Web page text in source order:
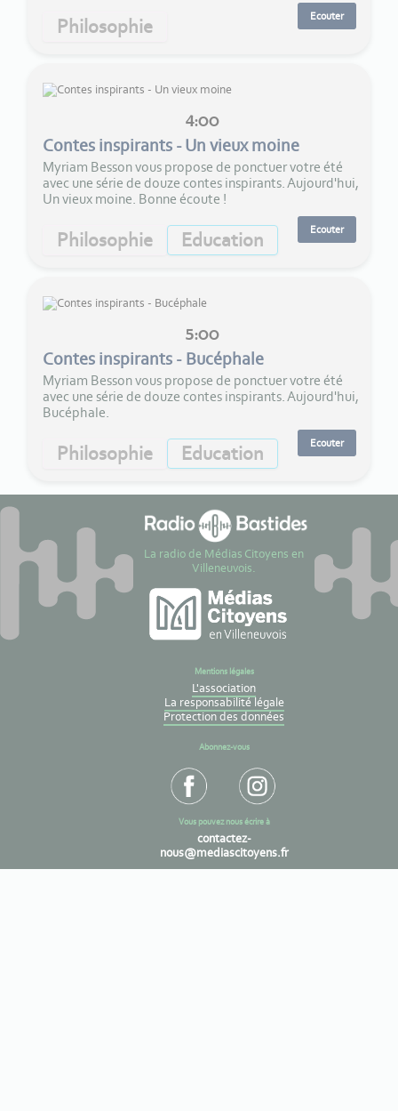
Philosophie Ecouter
4:00
Contes inspirants - Un vieux moine
Myriam Besson vous propose de ponctuer votre été
avec une série de douze contes inspirants. Aujourd'hui,
Un vieux moine. Bonne écoute !
Philosophie Education Ecouter
5:00
Contes inspirants - Bucéphale
Myriam Besson vous propose de ponctuer votre été
avec une série de douze contes inspirants. Aujourd'hui,
Bucéphale.
Philosophie Education Ecouter
La radio de Médias Citoyens en
Villeneuvois.
Mentions légales
L'association
La responsabilité légale
Protection des données
Abonnez-vous
Vous pouvez nous écrire à
contactez-
nous@mediascitoyens.fr